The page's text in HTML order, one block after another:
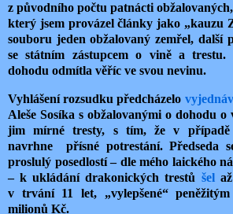
z původního počtu patnácti
který jsem provázel články jako „kauzu
souboru jeden obžalovaný zemřel, další
se státním zástupcem o vině a trestu.
dohodu odmítla věříc ve svou nevinu.
Vyhlášení rozsudku předcházelo
Aleše Sosíka s obžalovanými o dohodu
jim mírné tresty, s tím, že v případě
navrhne přísné potrestání. Předseda
proslulý posedlostí – dle mého laického
– k ukládání drakonických trestů šelaž
v trvání 11 let, „vylepšené“
milionů Kč.